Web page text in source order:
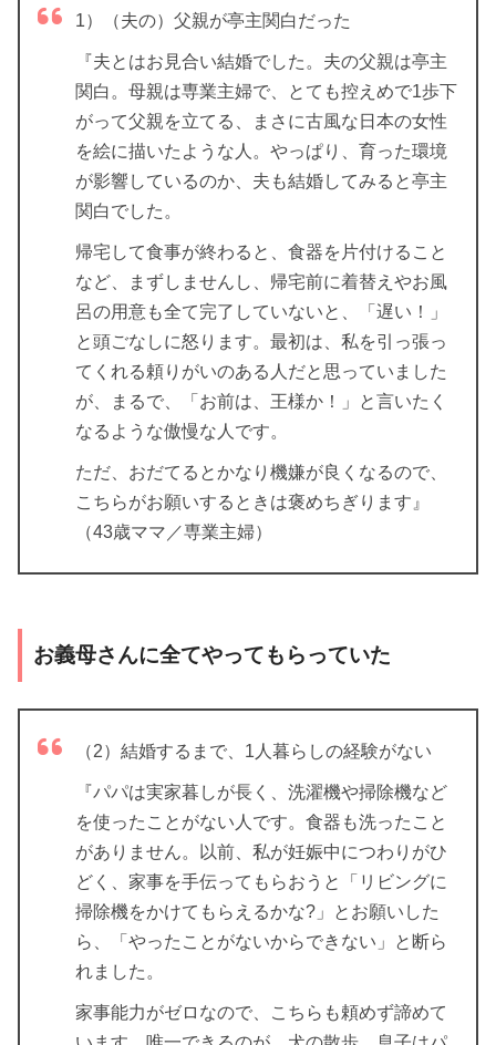
1）（夫の）父親が亭主関白だった
『夫とはお見合い結婚でした。夫の父親は亭主
関白。母親は専業主婦で、とても控えめで1歩下
がって父親を立てる、まさに古風な日本の女性
を絵に描いたような人。やっぱり、育った環境
が影響しているのか、夫も結婚してみると亭主
関白でした。
帰宅して食事が終わると、食器を片付けること
など、まずしませんし、帰宅前に着替えやお風
呂の用意も全て完了していないと、「遅い！」
と頭ごなしに怒ります。最初は、私を引っ張っ
てくれる頼りがいのある人だと思っていました
が、まるで、「お前は、王様か！」と言いたく
なるような傲慢な人です。
ただ、おだてるとかなり機嫌が良くなるので、
こちらがお願いするときは褒めちぎります』
（43歳ママ／専業主婦）
お義母さんに全てやってもらっていた
（2）結婚するまで、1人暮らしの経験がない
『パパは実家暮しが長く、洗濯機や掃除機など
を使ったことがない人です。食器も洗ったこと
がありません。以前、私が妊娠中につわりがひ
どく、家事を手伝ってもらおうと「リビングに
掃除機をかけてもらえるかな?」とお願いした
ら、「やったことがないからできない」と断ら
れました。
家事能力がゼロなので、こちらも頼めず諦めて